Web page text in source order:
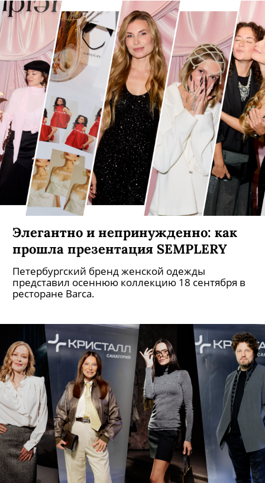
Элегантно и непринужденно: как
прошла презентация SEMPLERY
Петербургский бренд женской одежды
представил осеннюю коллекцию 18 сентября в
ресторане Barca.